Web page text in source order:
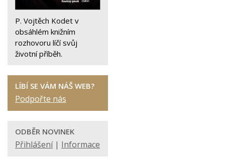
P. Vojtěch Kodet v
obsáhlém knižním
rozhovoru líčí svůj
životní příběh.
LÍBÍ SE VÁM NÁŠ WEB?
Podpořte nás
ODBĚR NOVINEK
Přihlášení| Informace